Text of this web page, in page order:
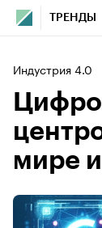
ТРЕНДЫ
Индустрия 4.0
мире